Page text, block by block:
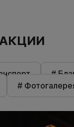
#
#